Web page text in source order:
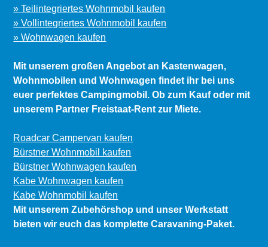
» Teilintegriertes Wohnmobil kaufen
» Vollintegriertes Wohnmobil kaufen
» Wohnwagen kaufen
Mit unserem großen Angebot an Kastenwagen,
Wohnmobilen und Wohnwagen findet ihr bei uns
euer perfektes Campingmobil. Ob zum Kauf oder mit
unserem Partner Freistaat-Rent zur Miete.
Roadcar Campervan kaufen
Bürstner Wohnmobil kaufen
Bürstner Wohnwagen kaufen
Kabe Wohnwagen kaufen
Kabe Wohnmobil kaufen
Mit unserem Zubehörshop und unser Werkstatt
bieten wir euch das komplette Caravaning-Paket.